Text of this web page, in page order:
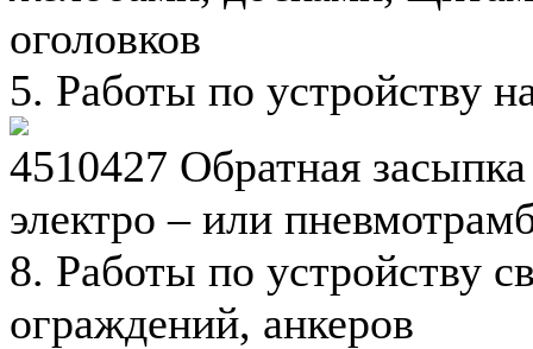
оголовков
5. Работы по устройству
4510427 Обратная
электро – или
8. Работы по устройству
ограждений, анкеров